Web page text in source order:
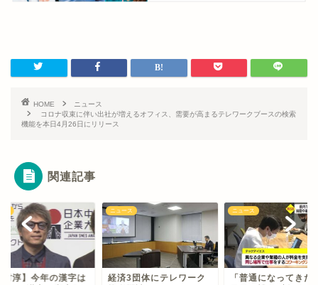
HOME
ニュース
コロナ収束に伴い出社が増えるオフィス、需要が高まるテレワークブースの検索
機能を本日4月26日にリリース
関連記事
村淳】今年の漢字は
ニュース
経済3団体にテレワーク
ニュース
「普通になってき